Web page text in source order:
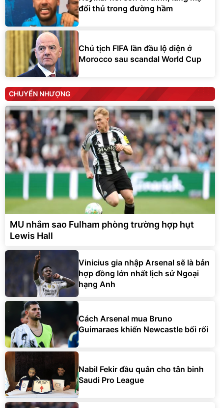
đối thủ trong đường hầm
Chủ tịch FIFA lần đầu lộ diện ở
Morocco sau scandal World Cup
CHUYỂN NHƯỢNG
MU nhắm sao Fulham phòng trường hợp hụt
Lewis Hall
Vinicius gia nhập Arsenal sẽ là bản
hợp đồng lớn nhất lịch sử Ngoại
hạng Anh
Cách Arsenal mua Bruno
Guimaraes khiến Newcastle bối rối
Nabil Fekir đầu quân cho tân binh
Saudi Pro League